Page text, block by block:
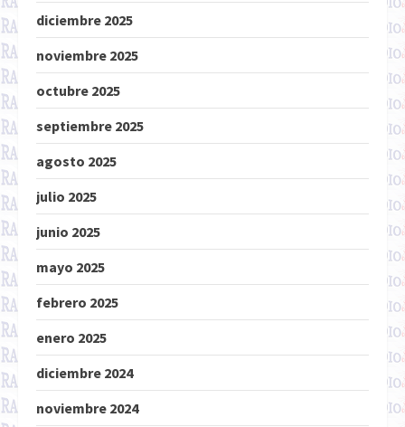
diciembre 2025
noviembre 2025
octubre 2025
septiembre 2025
agosto 2025
julio 2025
junio 2025
mayo 2025
febrero 2025
enero 2025
diciembre 2024
noviembre 2024